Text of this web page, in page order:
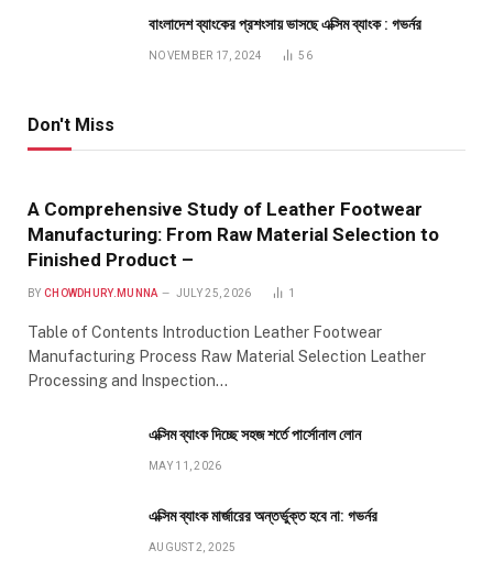
বাংলাদেশ ব্যাংকের প্রশংসায় ভাসছে এক্সিম ব্যাংক : গভর্নর
NOVEMBER 17, 2024 56
Don't Miss
A Comprehensive Study of Leather Footwear
Manufacturing: From Raw Material Selection to
Finished Product –
BY CHOWDHURY.MUNNA JULY 25, 2026 1
Table of Contents Introduction Leather Footwear
Manufacturing Process Raw Material Selection Leather
Processing and Inspection…
এক্সিম ব্যাংক দিচ্ছে সহজ শর্তে পার্সোনাল লোন
MAY 11, 2026
এক্সিম ব্যাংক মার্জারের অন্তর্ভুক্ত হবে না: গভর্নর
AUGUST 2, 2025